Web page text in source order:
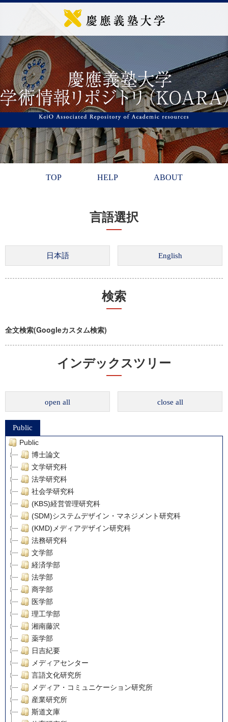
TOP HELP ABOUT
言語選択
検索
全文検索(Googleカスタム検索)
インデックスツリー
open all close all
Public
Public
博士論文
文学研究科
法学研究科
社会学研究科
(KBS)経営管理研究科
(SDM)システムデザイン・マネジメント研究科
(KMD)メディアデザイン研究科
法務研究科
文学部
経済学部
法学部
商学部
医学部
理工学部
湘南藤沢
薬学部
日吉紀要
メディアセンター
言語文化研究所
メディア・コミュニケーション研究所
産業研究所
斯道文庫